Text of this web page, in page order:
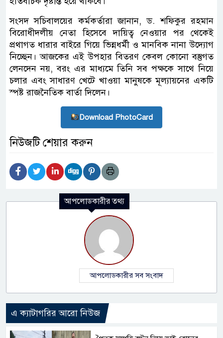
সংসদ সচিবালয়ের কর্মকর্তারা জানান, ড. শফিকুর রহমান
বিরোধীদলীয় নেতা হিসেবে দায়িত্ব নেওয়ার পর থেকেই
প্রথাগত ধারার বাইরে গিয়ে ভিন্নধর্মী ও মানবিক নানা উদ্যোগ
নিচ্ছেন। আজকের এই উপহার বিতরণ কেবল কোনো বস্তুগত
লেনদেন নয়, বরং এর মাধ্যমে তিনি সব পক্ষকে সাথে নিয়ে
চলার এবং সাধারণ খেটে খাওয়া মানুষকে মূল্যায়নের একটি
স্পষ্ট রাজনৈতিক বার্তা দিলেন।
Download PhotoCard
নিউজটি শেয়ার করুন
আপলোডকারীর তথ্য
আপলোডকারীর সব সংবাদ
এ ক্যাটাগরির আরো নিউজ